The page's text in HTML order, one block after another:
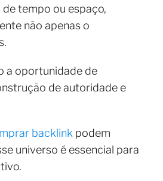
tempo ou espaço,
não apenas o
a oportunidade de
de autoridade e
backlink podem
universo é essencial para